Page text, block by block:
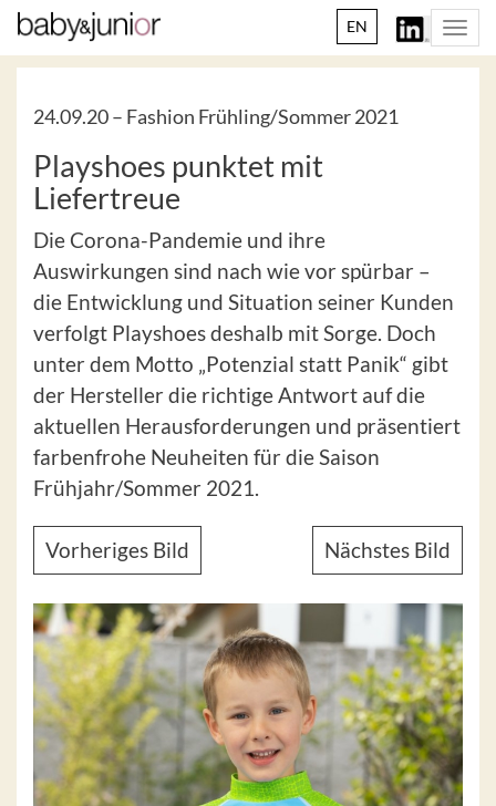
EN
24.09.20 – Fashion Frühling/Sommer 2021
Playshoes punktet mit
Liefertreue
Die Corona-Pandemie und ihre
Auswirkungen sind nach wie vor spürbar –
die Entwicklung und Situation seiner Kunden
verfolgt Playshoes deshalb mit Sorge. Doch
unter dem Motto „Potenzial statt Panik“ gibt
der Hersteller die richtige Antwort auf die
aktuellen Herausforderungen und präsentiert
farbenfrohe Neuheiten für die Saison
Frühjahr/Sommer 2021.
Vorheriges Bild Nächstes Bild